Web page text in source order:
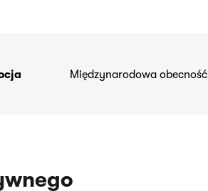
Międzynarodowa obecność